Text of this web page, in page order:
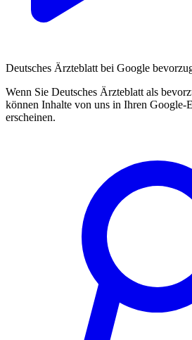
Deutsches Ärzteblatt bei Google
Wenn Sie Deutsches Ärzteblatt als
können Inhalte von uns in Ihren Google-
erscheinen.